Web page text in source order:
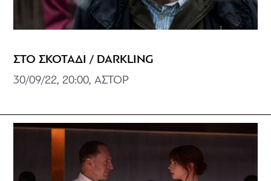
ΣΤΟ ΣΚΟΤΑΔΙ / DARKLING
30/09/22, 20:00, ΑΣΤΟΡ